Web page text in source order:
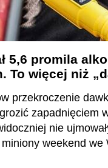
5,6 promila
To więcej niż
przekroczenie
zapadnięciem
nie
weekend we